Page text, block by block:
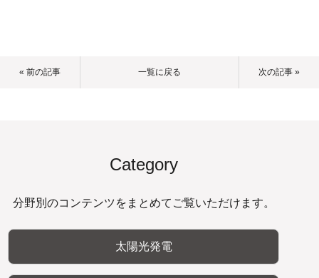
« 前の記事 一覧に戻る 次の記事 »
Category
分野別のコンテンツをまとめてご覧いただけます。
太陽光発電